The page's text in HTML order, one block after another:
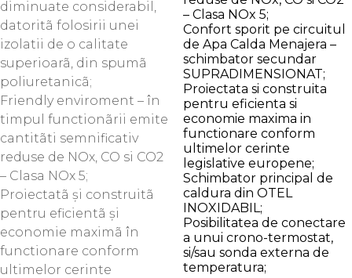
diminuate considerabil,
datoritã folosirii unei
izolatii de o calitate
superioarã, din spumã
poliuretanicã;
Friendly enviroment – în
timpul functionãrii emite
cantitãti semnificativ
reduse de NOx, CO si CO2
– Clasa NOx 5;
Proiectatã şi construitã
pentru eficientã şi
economie maximã în
functionare conform
ultimelor cerinte
– Clasa NOx 5;
Confort sporit pe circuitul
de Apa Calda Menajera –
schimbator secundar
SUPRADIMENSIONAT;
Proiectata si construita
pentru eficienta si
economie maxima in
functionare conform
ultimelor cerinte
legislative europene;
Schimbator principal de
caldura din OTEL
INOXIDABIL;
Posibilitatea de conectare
a unui crono-termostat,
si/sau sonda externa de
temperatura;